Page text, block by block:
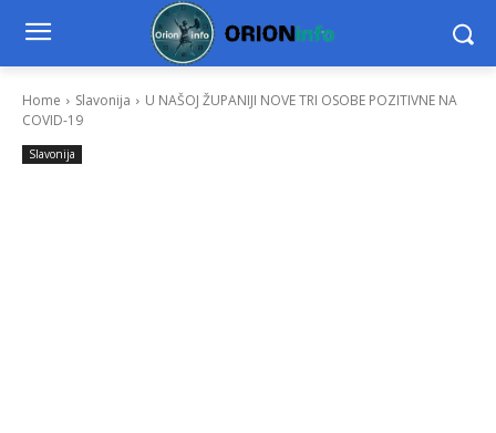
Home Slavonija
U NAŠOJ ŽUPANIJI NOVE TRI OSOBE POZITIVNE NA
COVID-19
Slavonija